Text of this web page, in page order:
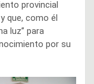
provincial
que, como él
luz” para
por su